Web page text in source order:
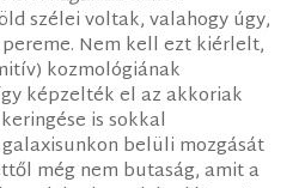
szélei voltak, valahogy úgy,
Nem kell ezt kiérlelt,
kozmológiának
képzelték el az akkoriak
is sokkal
belüli mozgását
még nem butaság, amit a